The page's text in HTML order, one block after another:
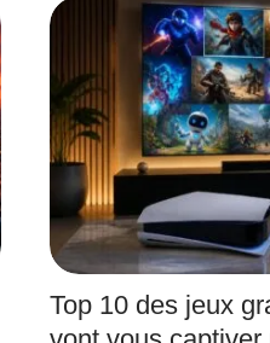
Top 10 des jeux